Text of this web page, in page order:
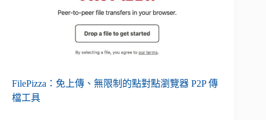
FilePizza：免上傳、無限制的點對點瀏覽器 P2P 傳
檔工具